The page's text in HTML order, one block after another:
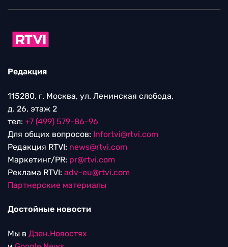
Редакция
115280, г. Москва, ул. Ленинская слобода,
д. 26, этаж 2
тел: +7 (499) 579-86-96
Для общих вопросов: Infortvi@rtvi.com
Редакция RTVI: news@rtvi.com
Маркетинг/PR: pr@rtvi.com
Реклама RTVI: adv-eu@rtvi.com
Партнерские материалы
Достойные новости
Мы в Дзен.Новостях